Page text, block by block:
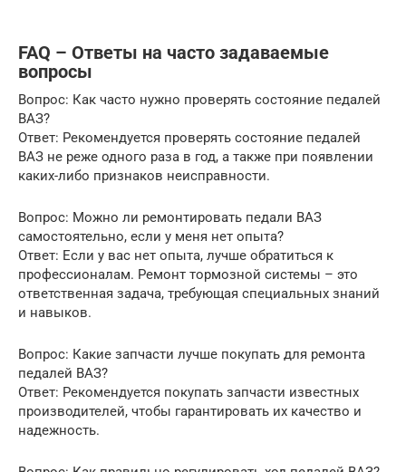
FAQ – Ответы на часто задаваемые
вопросы
Вопрос: Как часто нужно проверять состояние педалей
ВАЗ?
Ответ: Рекомендуется проверять состояние педалей
ВАЗ не реже одного раза в год, а также при появлении
каких-либо признаков неисправности.
Вопрос: Можно ли ремонтировать педали ВАЗ
самостоятельно, если у меня нет опыта?
Ответ: Если у вас нет опыта, лучше обратиться к
профессионалам. Ремонт тормозной системы – это
ответственная задача, требующая специальных знаний
и навыков.
Вопрос: Какие запчасти лучше покупать для ремонта
педалей ВАЗ?
Ответ: Рекомендуется покупать запчасти известных
производителей, чтобы гарантировать их качество и
надежность.